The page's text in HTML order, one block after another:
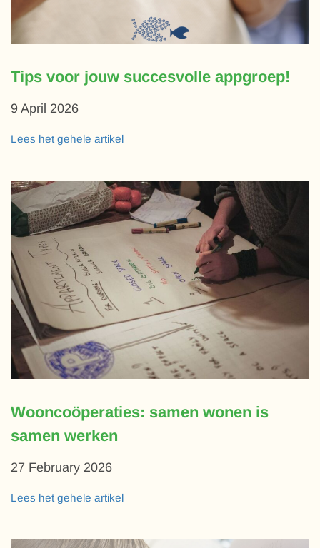
Tips voor jouw succesvolle appgroep!
9 April 2026
Lees het gehele artikel
Wooncoöperaties: samen wonen is
samen werken
27 February 2026
Lees het gehele artikel